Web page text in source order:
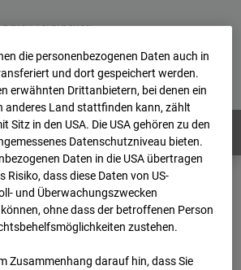
Impressum
Login
Alle Länder
Campus BT 1-3
Archiv
12:50
verarbeitet.
die personenbezogenen Daten auch in
und dort gespeichert werden.
erwähnten Drittanbietern, bei denen ein
anderes Land stattfinden kann, zählt
Sitz in den USA. Die USA gehören zu den
Datenschutzniveau bieten.
Daten in die USA übertragen
Risiko, dass diese Daten von US-
und Überwachungszwecken
ohne dass der betroffenen Person
zustehen.
Zusammenhang darauf hin, dass Sie